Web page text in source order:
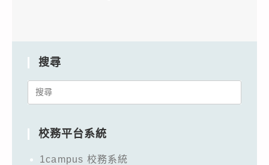
搜尋
Search
校務平台系統
1campus 校務系統